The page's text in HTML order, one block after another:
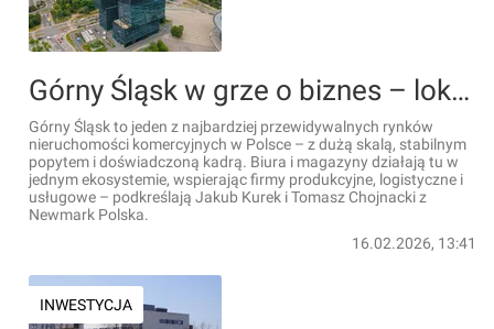
Górny Śląsk w grze o biznes – lokalizacja i kompetencje napędzają rozwój
Górny Śląsk to jeden z najbardziej przewidywalnych rynków
nieruchomości komercyjnych w Polsce – z dużą skalą, stabilnym
popytem i doświadczoną kadrą. Biura i magazyny działają tu w
jednym ekosystemie, wspierając firmy produkcyjne, logistyczne i
usługowe – podkreślają Jakub Kurek i Tomasz Chojnacki z
Newmark Polska.
16.02.2026, 13:41
INWESTYCJA